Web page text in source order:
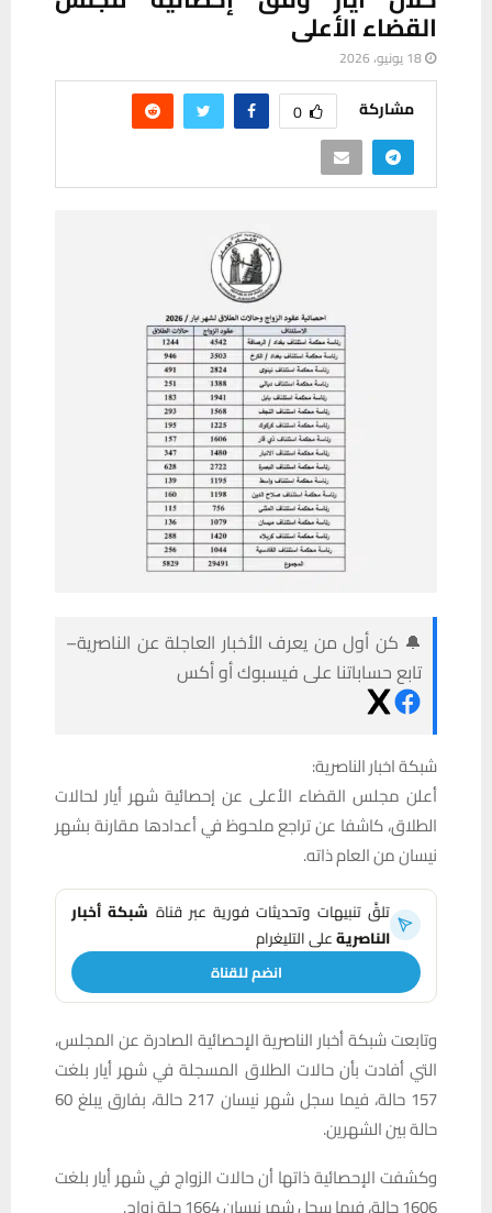
القضاء الأعلى
18 يونيو، 2026
مشاركة 0
🔔 كن أول من يعرف الأخبار العاجلة عن الناصرية–
تابع حساباتنا على فيسبوك أو أكس
شبكة اخبار الناصرية:
أعلن مجلس القضاء الأعلى عن إحصائية شهر أيار لحالات
الطلاق، كاشفا عن تراجع ملحوظ في أعدادها مقارنة بشهر
نيسان من العام ذاته.
تلقَّ تنبيهات وتحديثات فورية عبر قناة شبكة أخبار
الناصريةعلى التليغرام
انضم للقناة
وتابعت شبكة أخبار الناصرية الإحصائية الصادرة عن المجلس،
التي أفادت بأن حالات الطلاق المسجلة في شهر أيار بلغت
157 حالة، فيما سجل شهر نيسان 217 حالة، بفارق يبلغ 60
حالة بين الشهرين.
وكشفت الإحصائية ذاتها أن حالات الزواج في شهر أيار بلغت